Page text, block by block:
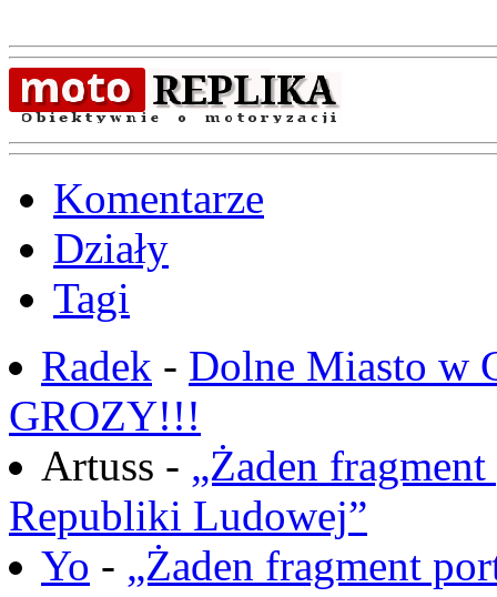
Komentarze
Działy
Tagi
Radek - Dolne Miasto w
GROZY!!!
Artuss - „Żaden
Republiki Ludowej”
Yo - „Żaden fragment